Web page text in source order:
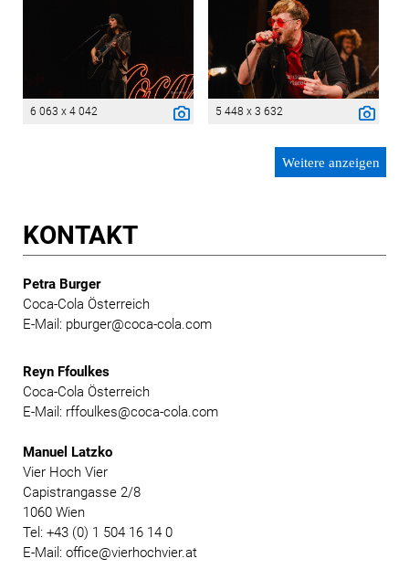
6 063 x 4 042 5 448 x 3 632
Weitere anzeigen
KONTAKT
Petra Burger
Coca-Cola Österreich
E-Mail: pburger@coca-cola.com
Reyn Ffoulkes
Coca-Cola Österreich
E-Mail: rffoulkes@coca-cola.com
Manuel Latzko
Vier Hoch Vier
Capistrangasse 2/8
1060 Wien
Tel: +43 (0) 1 504 16 14 0
E-Mail: office@vierhochvier.at